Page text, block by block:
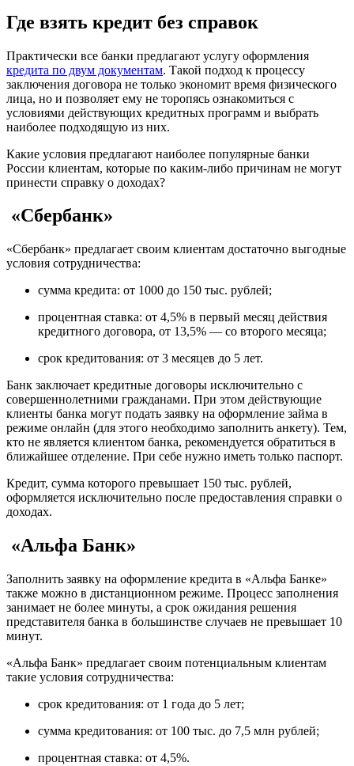
Где взять кредит без справок
Практически все банки предлагают услугу оформления
кредита по двум документам. Такой подход к процессу
заключения договора не только экономит время физического
лица, но и позволяет ему не торопясь ознакомиться с
условиями действующих кредитных программ и выбрать
наиболее подходящую из них.
Какие условия предлагают наиболее популярные банки
России клиентам, которые по каким-либо причинам не могут
принести справку о доходах?
«Сбербанк»
«Сбербанк» предлагает своим клиентам достаточно выгодные
условия сотрудничества:
сумма кредита: от 1000 до 150 тыс. рублей;
процентная ставка: от 4,5% в первый месяц действия
кредитного договора, от 13,5% — со второго месяца;
срок кредитования: от 3 месяцев до 5 лет.
Банк заключает кредитные договоры исключительно с
совершеннолетними гражданами. При этом действующие
клиенты банка могут подать заявку на оформление займа в
режиме онлайн (для этого необходимо заполнить анкету). Тем,
кто не является клиентом банка, рекомендуется обратиться в
ближайшее отделение. При себе нужно иметь только паспорт.
Кредит, сумма которого превышает 150 тыс. рублей,
оформляется исключительно после предоставления справки о
доходах.
«Альфа Банк»
Заполнить заявку на оформление кредита в «Альфа Банке»
также можно в дистанционном режиме. Процесс заполнения
занимает не более минуты, а срок ожидания решения
представителя банка в большинстве случаев не превышает 10
минут.
«Альфа Банк» предлагает своим потенциальным клиентам
такие условия сотрудничества:
срок кредитования: от 1 года до 5 лет;
сумма кредитования: от 100 тыс. до 7,5 млн рублей;
процентная ставка: от 4,5%.